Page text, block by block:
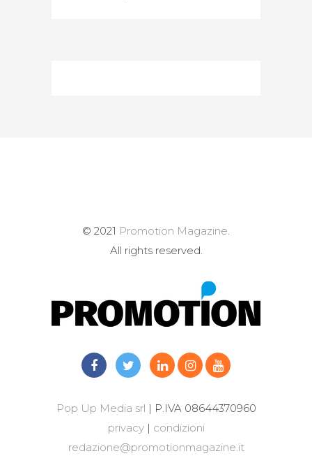
© 2021 Promotion Magazine
All rights reserved.
Pop Up Media srl | P.IVA 08644370960
privacy| condizioni
redazione@promotionmagazine.it